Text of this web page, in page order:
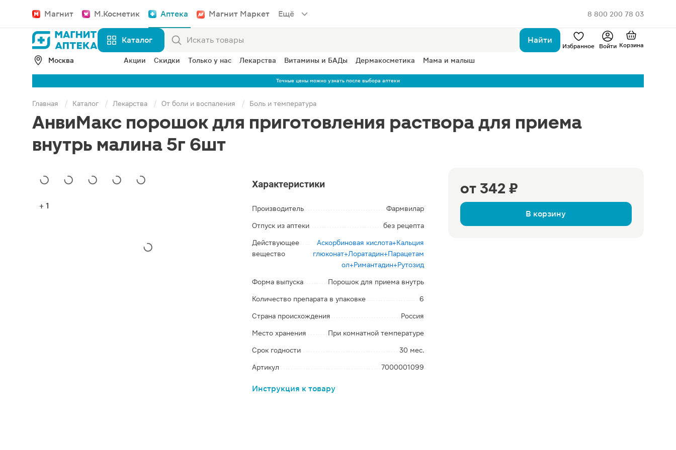
Магнит М.Косметик Аптека Магнит Маркет Ещё 8 800 200 78 03
Каталог Найти
Избранное Войти Корзина
Москва Акции Скидки Только у нас Лекарства Витамины и БАДы Дермакосметика Мама и малыш
Точные цены можно узнать после выбора аптеки
Главная Каталог Лекарства От боли и воспаления Боль и температура
АнвиМакс порошок для приготовления раствора для приема
внутрь малина 5г 6шт
+ 1
от 342 ₽
В корзину
Характеристики
Производитель Фармвилар
Отпуск из аптеки без рецепта
Действующее
вещество
Аскорбиновая кислота+Кальция
глюконат+Лоратадин+Парацетам
ол+Римантадин+Рутозид
Форма выпуска Порошок для приема внутрь
Количество препарата в упаковке 6
Страна происхождения Россия
Место хранения При комнатной температуре
Срок годности 30 мес.
Артикул 7000001099
Инструкция к товару